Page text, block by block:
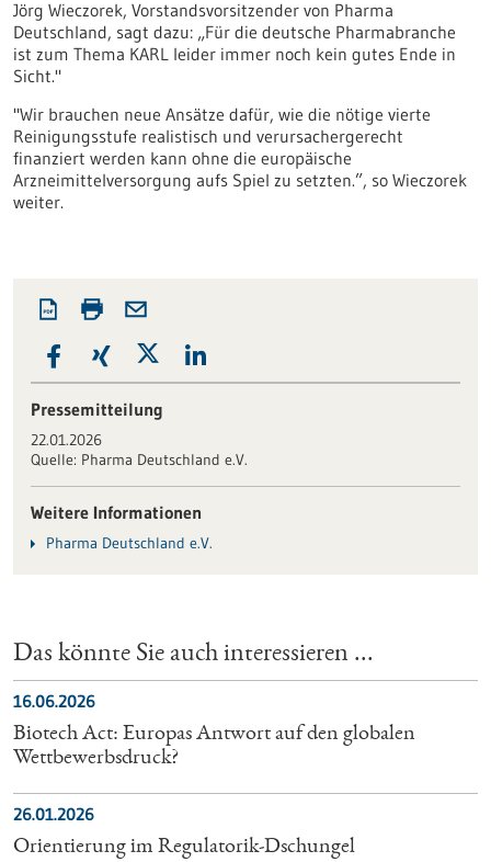
Jörg Wieczorek, Vorstandsvorsitzender von Pharma
Deutschland, sagt dazu: „Für die deutsche Pharmabranche
ist zum Thema KARL leider immer noch kein gutes Ende in
Sicht."
"Wir brauchen neue Ansätze dafür, wie die nötige vierte
Reinigungsstufe realistisch und verursachergerecht
finanziert werden kann ohne die europäische
Arzneimittelversorgung aufs Spiel zu setzten.”, so Wieczorek
weiter.
Pressemitteilung
22.01.2026
Quelle: Pharma Deutschland e.V.
Weitere Informationen
Pharma Deutschland e.V.
Das könnte Sie auch interessieren ...
16.06.2026
Biotech Act: Europas Antwort auf den globalen
Wettbewerbsdruck?
26.01.2026
Orientierung im Regulatorik-Dschungel